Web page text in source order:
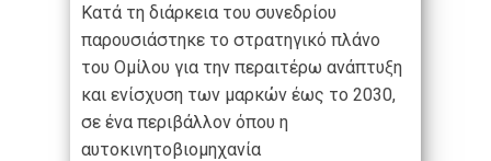
Κατά τη διάρκεια του συνεδρίου
παρουσιάστηκε το στρατηγικό πλάνο
του Ομίλου για την περαιτέρω ανάπτυξη
και ενίσχυση των μαρκών έως το 2030,
σε ένα περιβάλλον όπου η
αυτοκινητοβιομηχανία